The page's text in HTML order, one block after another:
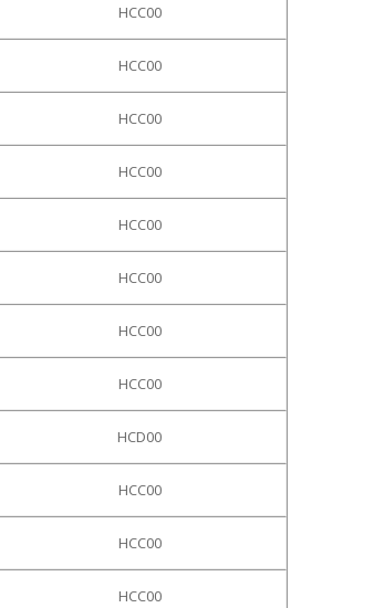
HCC00
HCC00
HCC00
HCC00
HCC00
HCC00
HCC00
HCC00
HCD00
HCC00
HCC00
HCC00